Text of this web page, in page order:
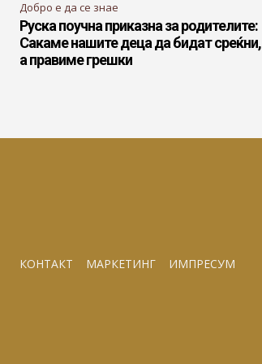
Добро е да се знае
Руска поучна приказна за родителите:
Сакаме нашите деца да бидат среќни,
а правиме грешки
КОНТАКТ МАРКЕТИНГ ИМПРЕСУМ